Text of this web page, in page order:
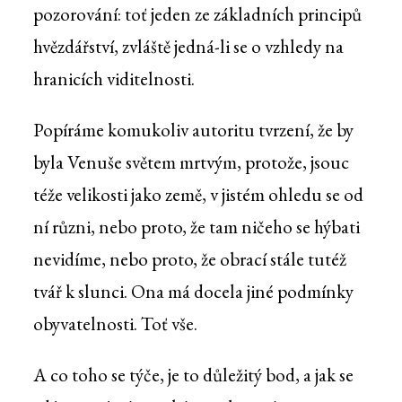
pozorování: toť jeden ze základních principů
hvězdářství, zvláště jedná-li se o vzhledy na
hranicích viditelnosti.
Popíráme komukoliv autoritu tvrzení, že by
byla Venuše světem mrtvým, protože, jsouc
téže velikosti jako země, v jistém ohledu se od
ní různi, nebo proto, že tam ničeho se hýbati
nevidíme, nebo proto, že obrací stále tutéž
tvář k slunci. Ona má docela jiné podmínky
obyvatelnosti. Toť vše.
A co toho se týče, je to důležitý bod, a jak se